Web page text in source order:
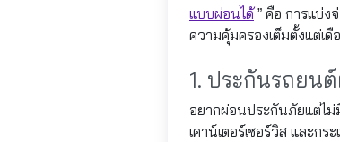
แบบผ่อนได้” คือ การแบ่ง
ความคุ้มครองเต็มตั้งแต่เ
1. ประกันรถยน
อยากผ่อนประกันภัยแต่ไม่
เคาน์เตอร์เซอร์วิส และก